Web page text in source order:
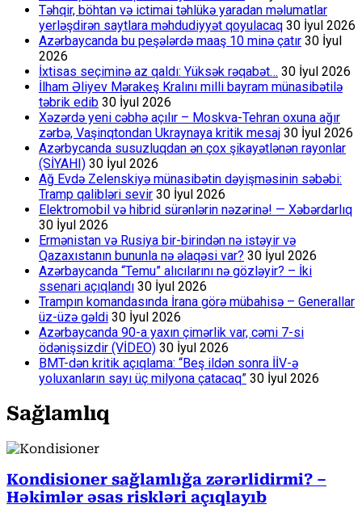
Təhqir, böhtan və ictimai təhlükə yaradan məlumatlar
yerləşdirən saytlara məhdudiyyət qoyulacaq 30 İyul 2026
Azərbaycanda bu peşələrdə maaş 10 minə çatır 30 İyul
2026
İxtisas seçiminə az qaldı: Yüksək rəqabət… 30 İyul 2026
İlham Əliyev Mərakeş Kralını milli bayram münasibətilə
təbrik edib 30 İyul 2026
Xəzərdə yeni cəbhə açılır – Moskva-Tehran oxuna ağır
zərbə, Vaşinqtondan Ukraynaya kritik mesaj 30 İyul 2026
Azərbycanda susuzluqdan ən çox şikayətlənən rayonlar
(SİYAHI) 30 İyul 2026
Ağ Evdə Zelenskiyə münasibətin dəyişməsinin səbəbi:
Tramp qalibləri sevir 30 İyul 2026
Elektromobil və hibrid sürənlərin nəzərinə! — Xəbərdarlıq
30 İyul 2026
Ermənistan və Rusiya bir-birindən nə istəyir və
Qazaxıstanın bununla nə əlaqəsi var? 30 İyul 2026
Azərbaycanda “Temu” alıcılarını nə gözləyir? – İki
ssenari açıqlandı 30 İyul 2026
Trampın komandasında İrana görə mübahisə – Generallar
üz-üzə gəldi 30 İyul 2026
Azərbaycanda 90-a yaxın çimərlik var, cəmi 7-si
ödənişsizdir (VİDEO) 30 İyul 2026
BMT-dən kritik açıqlama: “Beş ildən sonra İİV-ə
yoluxanların sayı üç milyona çatacaq” 30 İyul 2026
Sağlamlıq
Kondisioner sağlamlığa zərərlidirmi? –
Həkimlər əsas riskləri açıqlayıb